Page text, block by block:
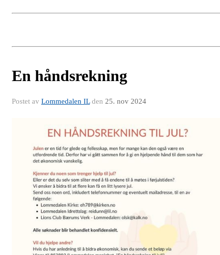
En håndsrekning
Postet av Lommedalen ILden 25. nov 2024